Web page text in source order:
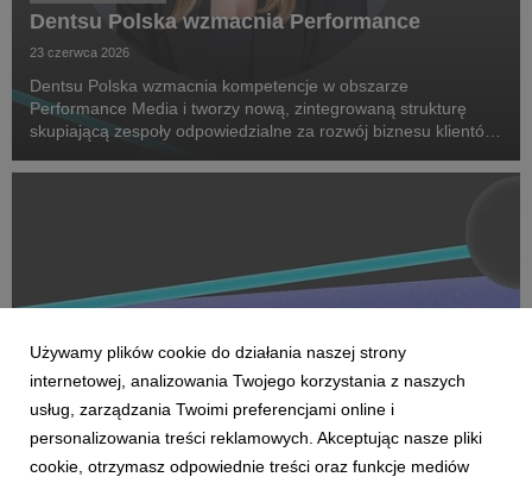
Dentsu Polska wzmacnia Performance
23 czerwca 2026
Dentsu Polska wzmacnia kompetencje w obszarze
Performance Media i tworzy nową, zintegrowaną strukturę
skupiającą zespoły odpowiedzialne za rozwój biznesu klientów
Na czele nowego obszaru stanęła Marta Bińczyk jako H...
Używamy plików cookie do działania naszej strony
internetowej, analizowania Twojego korzystania z naszych
usług, zarządzania Twoimi preferencjami online i
personalizowania treści reklamowych. Akceptując nasze pliki
cookie, otrzymasz odpowiednie treści oraz funkcje mediów